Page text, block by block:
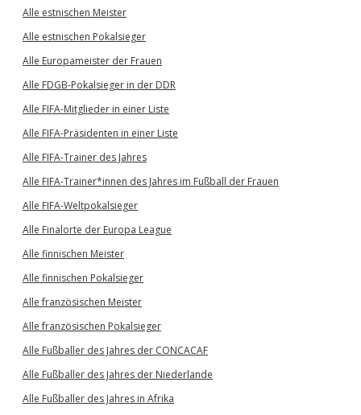
Alle estnischen Meister
Alle estnischen Pokalsieger
Alle Europameister der Frauen
Alle FDGB-Pokalsieger in der DDR
Alle FIFA-Mitglieder in einer Liste
Alle FIFA-Präsidenten in einer Liste
Alle FIFA-Trainer des Jahres
Alle FIFA-Trainer*innen des Jahres im Fußball der Frauen
Alle FIFA-Weltpokalsieger
Alle Finalorte der Europa League
Alle finnischen Meister
Alle finnischen Pokalsieger
Alle französischen Meister
Alle französischen Pokalsieger
Alle Fußballer des Jahres der CONCACAF
Alle Fußballer des Jahres der Niederlande
Alle Fußballer des Jahres in Afrika